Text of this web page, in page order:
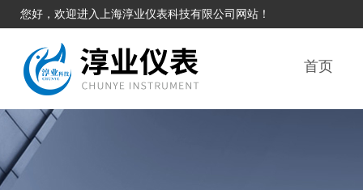
您好，欢迎进入上海淳业仪表科技有限公司网站！
首页